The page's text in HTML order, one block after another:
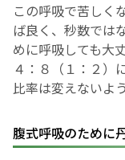
この呼吸で苦しく
ば良く、秒数では
めに呼吸しても大
４：８（１：２）
比率は変えないよ
腹式呼吸のために